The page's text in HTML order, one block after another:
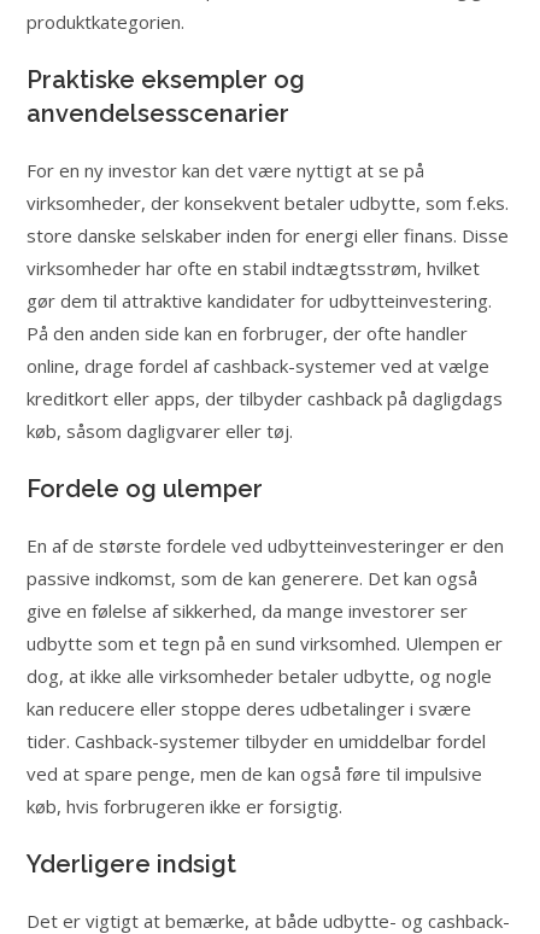
produktkategorien.
Praktiske eksempler og
anvendelsesscenarier
For en ny investor kan det være nyttigt at se på
virksomheder, der konsekvent betaler udbytte, som f.eks.
store danske selskaber inden for energi eller finans. Disse
virksomheder har ofte en stabil indtægtsstrøm, hvilket
gør dem til attraktive kandidater for udbytteinvestering.
På den anden side kan en forbruger, der ofte handler
online, drage fordel af cashback-systemer ved at vælge
kreditkort eller apps, der tilbyder cashback på dagligdags
køb, såsom dagligvarer eller tøj.
Fordele og ulemper
En af de største fordele ved udbytteinvesteringer er den
passive indkomst, som de kan generere. Det kan også
give en følelse af sikkerhed, da mange investorer ser
udbytte som et tegn på en sund virksomhed. Ulempen er
dog, at ikke alle virksomheder betaler udbytte, og nogle
kan reducere eller stoppe deres udbetalinger i svære
tider. Cashback-systemer tilbyder en umiddelbar fordel
ved at spare penge, men de kan også føre til impulsive
køb, hvis forbrugeren ikke er forsigtig.
Yderligere indsigt
Det er vigtigt at bemærke, at både udbytte- og cashback-